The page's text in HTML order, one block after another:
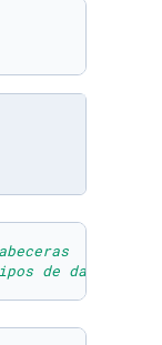
de datos